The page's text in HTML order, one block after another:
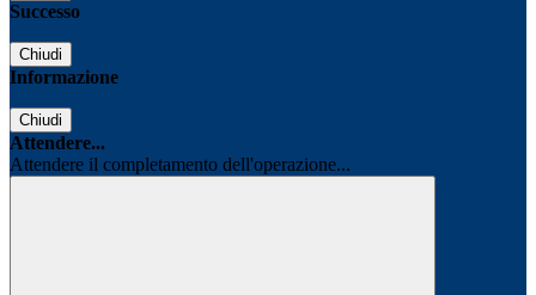
Successo
Chiudi
Informazione
Chiudi
Attendere...
Attendere il completamento dell'operazione...